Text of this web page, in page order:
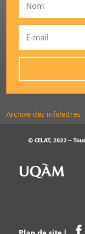
Archive des infolettres
© CELAT, 2022 –